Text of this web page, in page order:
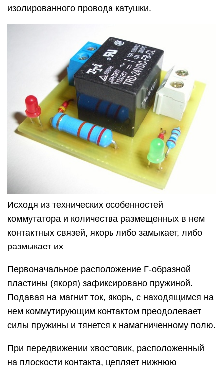
изолированного провода катушки.
Исходя из технических особенностей
коммутатора и количества размещенных в нем
контактных связей, якорь либо замыкает, либо
размыкает их
Первоначальное расположение Г-образной
пластины (якоря) зафиксировано пружиной.
Подавая на магнит ток, якорь, с находящимся на
нем коммутирующим контактом преодолевает
силы пружины и тянется к намагниченному полю.
При передвижении хвостовик, расположенный
на плоскости контакта, цепляет нижнюю